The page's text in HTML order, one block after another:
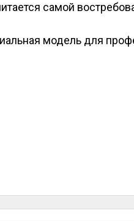
самой
модель для